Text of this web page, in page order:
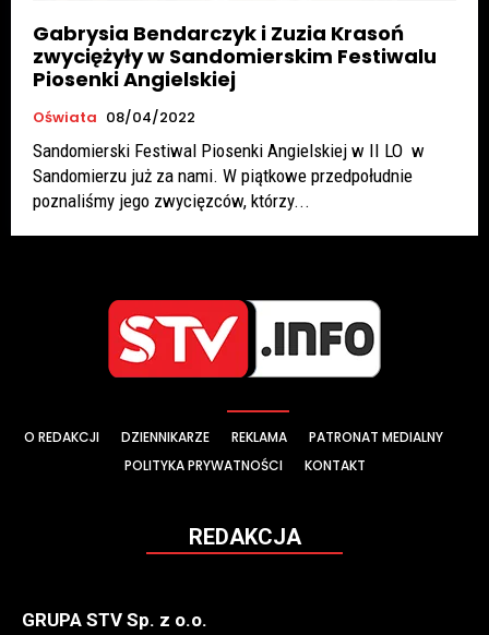
Gabrysia Bendarczyk i Zuzia Krasoń
zwyciężyły w Sandomierskim Festiwalu
Piosenki Angielskiej
Oświata 08/04/2022
Sandomierski Festiwal Piosenki Angielskiej w II LO w
Sandomierzu już za nami. W piątkowe przedpołudnie
poznaliśmy jego zwycięzców, którzy...
O REDAKCJI DZIENNIKARZE REKLAMA
PATRONAT MEDIALNY
POLITYKA PRYWATNOŚCI
KONTAKT
REDAKCJA
GRUPA STV Sp. z o.o.